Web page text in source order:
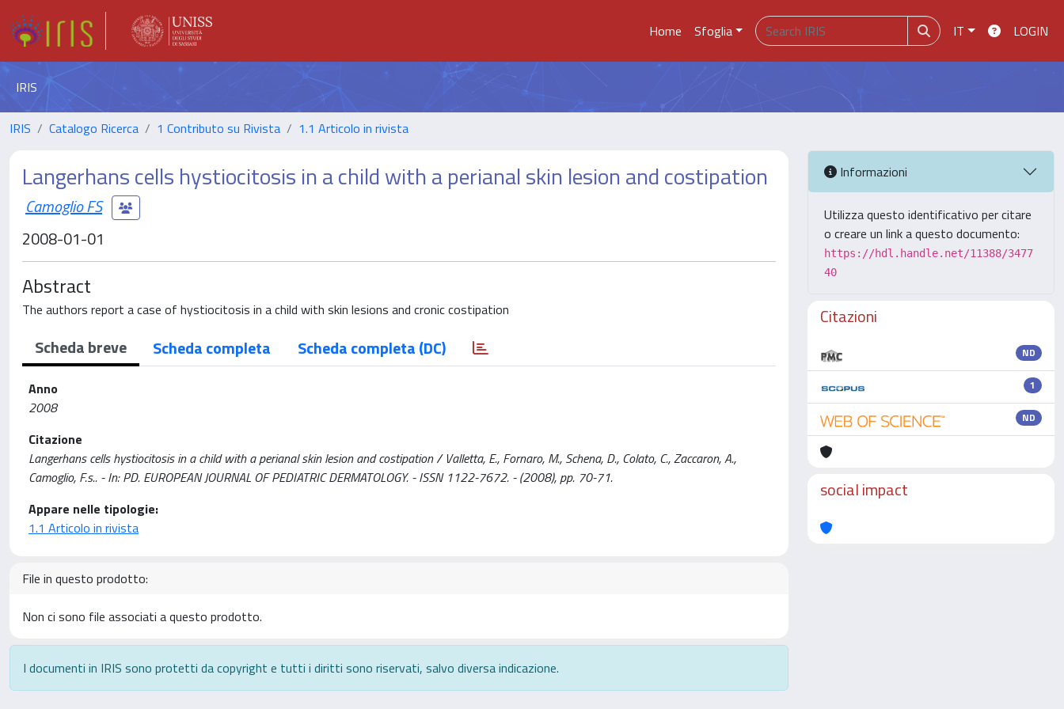
Home Sfoglia IT LOGIN
IRIS
IRIS Catalogo Ricerca 1 Contributo su Rivista 1.1 Articolo in rivista
Langerhans cells hystiocitosis in a child with a perianal skin lesion and costipation
Camoglio FS
2008-01-01
Abstract
The authors report a case of hystiocitosis in a child with skin lesions and cronic costipation
Scheda breve Scheda completa Scheda completa (DC)
Anno
2008
Citazione
Langerhans cells hystiocitosis in a child with a perianal skin lesion and costipation / Valletta, E., Fornaro, M., Schena, D., Colato, C., Zaccaron, A.,
Camoglio, F.s.. - In: PD. EUROPEAN JOURNAL OF PEDIATRIC DERMATOLOGY. - ISSN 1122-7672. - (2008), pp. 70-71.
Appare nelle tipologie:
1.1 Articolo in rivista
File in questo prodotto:
Non ci sono file associati a questo prodotto.
I documenti in IRIS sono protetti da copyright e tutti i diritti sono riservati, salvo diversa indicazione.
Informazioni
Utilizza questo identificativo per citare
o creare un link a questo documento:
https://hdl.handle.net/11388/3477
40
Citazioni
ND
1
ND
social impact